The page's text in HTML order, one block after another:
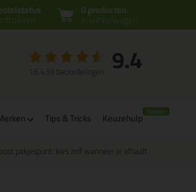
0 producten
in winkelwagen
9.4
16.439 beoordelingen
Tips & Tricks Keuzehulp
pakjespunt: kies zelf wanneer je afhaalt